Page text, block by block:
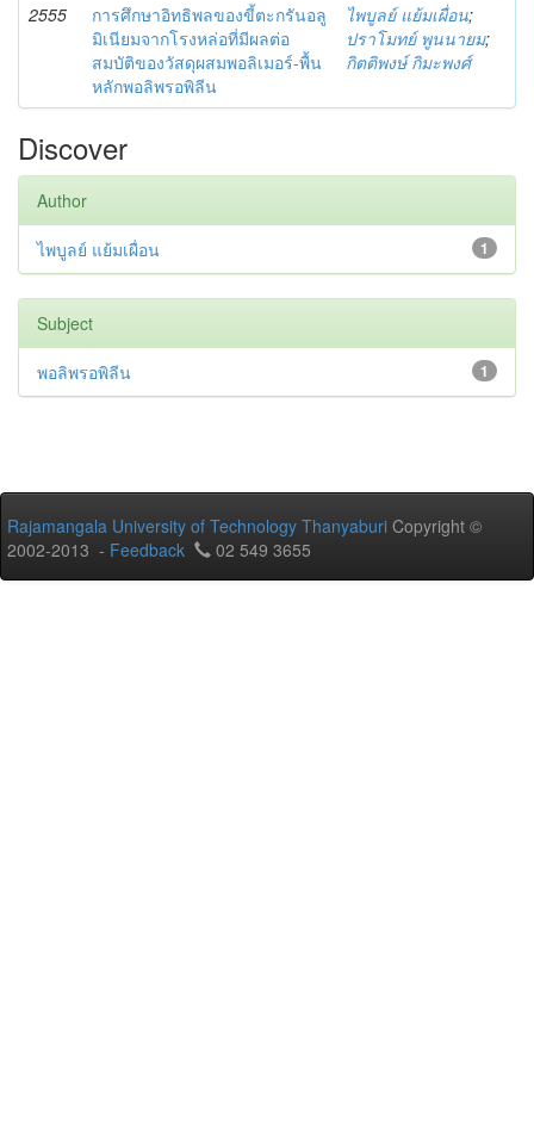
2555
การศึกษาอิทธิพลของขี้ตะกรันอลู
มิเนียมจากโรงหล่อที่มีผลต่อ
สมบัติของวัสดุผสมพอลิเมอร์-พื้น
หลักพอลิพรอพิลีน
ไพบูลย์ แย้มเผื่อน;
ปราโมทย์ พูนนายม;
กิตติพงษ์ กิมะพงศ์
Discover
Author
1
ไพบูลย์ แย้มเผื่อน
Subject
1
พอลิพรอพิลีน
Rajamangala University of Technology Thanyaburi Copyright ©
2002-2013 - Feedback 02 549 3655